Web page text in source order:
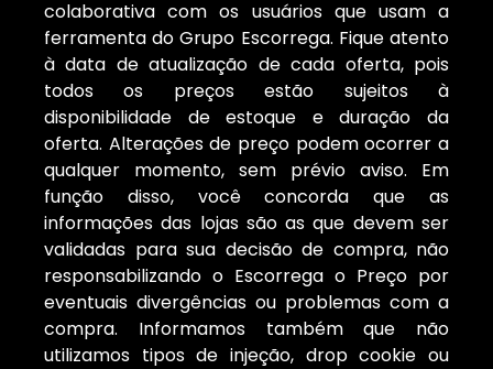
colaborativa com os usuários que usam a
ferramenta do Grupo Escorrega. Fique atento
à data de atualização de cada oferta, pois
todos os preços estão sujeitos à
disponibilidade de estoque e duração da
oferta. Alterações de preço podem ocorrer a
qualquer momento, sem prévio aviso. Em
função disso, você concorda que as
informações das lojas são as que devem ser
validadas para sua decisão de compra, não
responsabilizando o Escorrega o Preço por
eventuais divergências ou problemas com a
compra. Informamos também que não
utilizamos tipos de injeção, drop cookie ou